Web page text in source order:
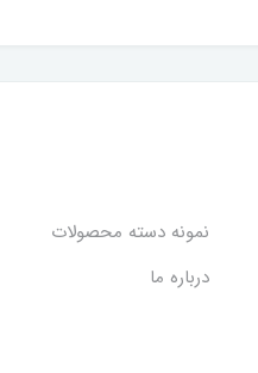
نمونه دسته محصولات
درباره ما